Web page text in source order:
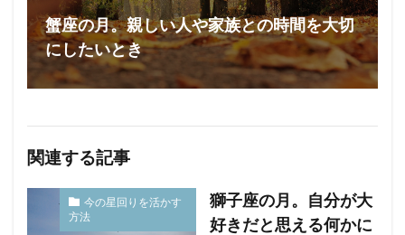
蟹座の月。親しい人や家族との時間を大切
にしたいとき
関連する記事
今の星回りを活かす
方法
獅子座の月。自分が大
好きだと思える何かに